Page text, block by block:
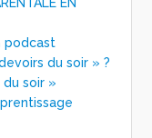
EN
podcast
du soir » ?
soir »